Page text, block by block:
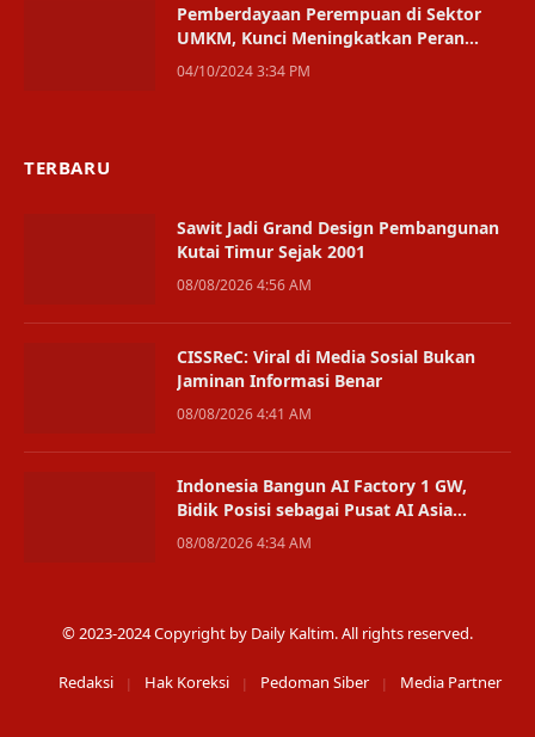
Pemberdayaan Perempuan di Sektor
UMKM, Kunci Meningkatkan Peran
Ekonomi Perempuan
04/10/2024 3:34 PM
TERBARU
Sawit Jadi Grand Design Pembangunan
Kutai Timur Sejak 2001
08/08/2026 4:56 AM
CISSReC: Viral di Media Sosial Bukan
Jaminan Informasi Benar
08/08/2026 4:41 AM
Indonesia Bangun AI Factory 1 GW,
Bidik Posisi sebagai Pusat AI Asia
Tenggara
08/08/2026 4:34 AM
© 2023-2024 Copyright by Daily Kaltim. All rights reserved.
Redaksi Hak Koreksi Pedoman Siber Media Partner